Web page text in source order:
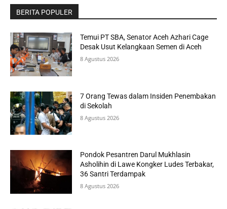
BERITA POPULER
Temui PT SBA, Senator Aceh Azhari Cage
Desak Usut Kelangkaan Semen di Aceh
8 Agustus 2026
7 Orang Tewas dalam Insiden Penembakan
di Sekolah
8 Agustus 2026
Pondok Pesantren Darul Mukhlasin
Asholihin di Lawe Kongker Ludes Terbakar,
36 Santri Terdampak
8 Agustus 2026